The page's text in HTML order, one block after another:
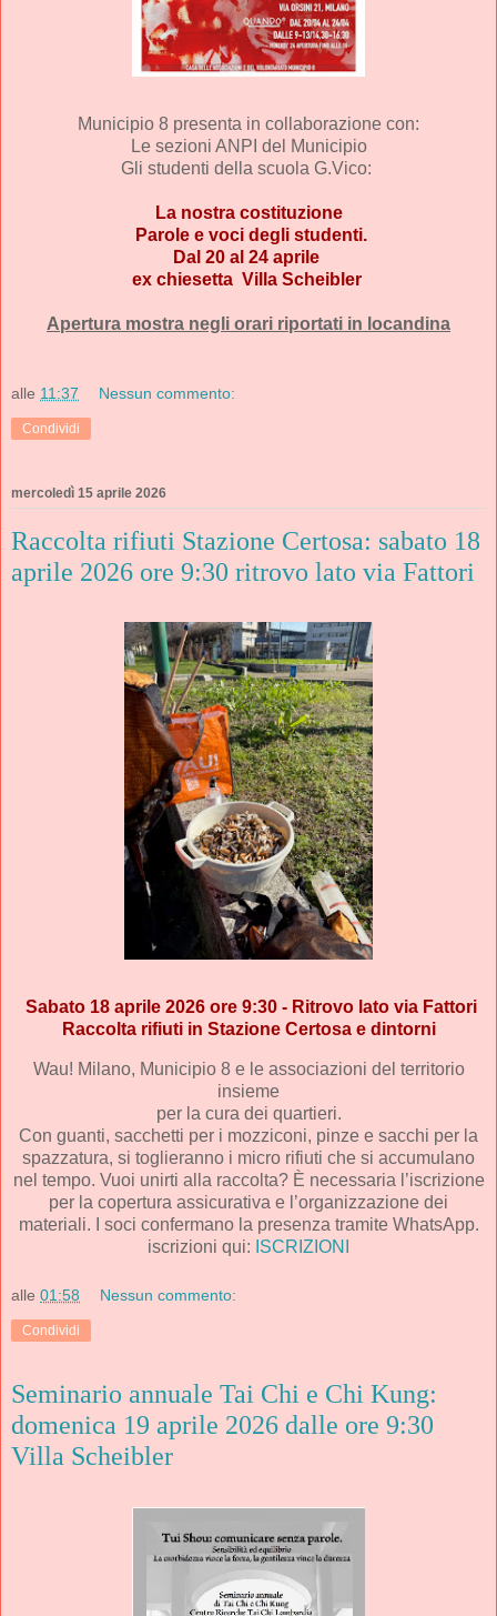
Municipio 8 presenta in collaborazione con:
Le sezioni ANPI del Municipio
Gli studenti della scuola G.Vico:
La nostra costituzione
Parole e voci degli studenti.
Dal 20 al 24 aprile
ex chiesetta Villa Scheibler
Apertura mostra negli orari riportati in locandina
alle 11:37 Nessun commento:
Condividi
mercoledì 15 aprile 2026
Raccolta rifiuti Stazione Certosa: sabato 18
aprile 2026 ore 9:30 ritrovo lato via Fattori
Sabato 18 aprile 2026 ore 9:30 - Ritrovo lato via Fattori
Raccolta rifiuti in Stazione Certosa e dintorni
Wau! Milano, Municipio 8e le associazioni del territorio
insieme
per la cura dei quartieri.
Con guanti, sacchetti per i mozziconi, pinze e sacchi per la
spazzatura, si toglieranno i micro rifiuti che si accumulano
nel tempo. Vuoi unirti alla raccolta? È necessaria l’iscrizione
per la copertura assicurativa e l’organizzazione dei
materiali. I soci confermano la presenza tramite WhatsApp.
iscrizioni qui: ISCRIZIONI
alle 01:58 Nessun commento:
Condividi
Seminario annuale Tai Chi e Chi Kung:
domenica 19 aprile 2026 dalle ore 9:30
Villa Scheibler